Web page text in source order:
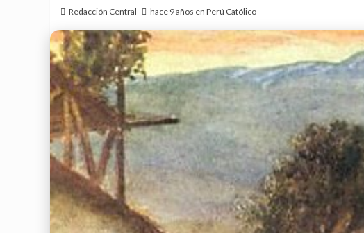
Redacción Central hace 9 años en Perú Católico